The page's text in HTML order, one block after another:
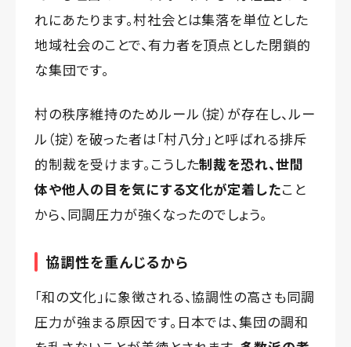
れにあたります。村社会とは集落を単位とした
地域社会のことで、有力者を頂点とした閉鎖的
な集団です。
村の秩序維持のためルール（掟）が存在し、ルー
ル（掟）を破った者は「村八分」と呼ばれる排斥
的制裁を受けます。こうした制裁を恐れ、世間
体や他人の目を気にする文化が定着したこと
から、同調圧力が強くなったのでしょう。
協調性を重んじるから
「和の文化」に象徴される、協調性の高さも同調
圧力が強まる原因です。日本では、集団の調和